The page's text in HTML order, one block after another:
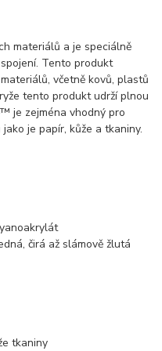
materiálů a je speciálně
Tento produkt
včetně kovů, plastů
tento produkt udrží plnou
je zejména vhodný pro
je papír, kůže a tkaniny.
čirá až slámově žlutá
tkaniny